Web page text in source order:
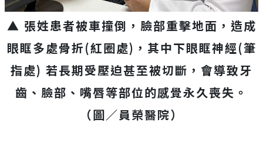
▲ 張姓患者被車撞倒， 臉部重擊地面，造成
眼眶多處骨折(紅圈處)，其中下眼眶神經(筆
指處) 若長期受壓迫甚至被切斷，會導致牙
齒、臉部、 嘴唇等部位的感覺永久喪失。
（圖／員榮醫院）